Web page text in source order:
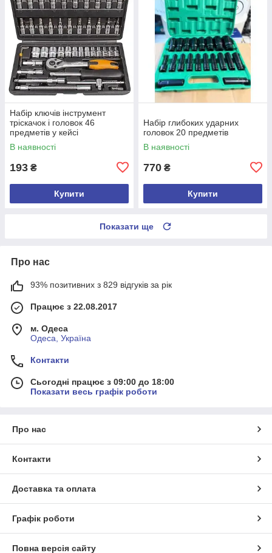
Набір ключів інструмент
тріскачок і головок 46
предметів у кейсі
В наявності
193 ₴
Купити
Набір глибоких ударних
головок 20 предметів
В наявності
770 ₴
Купити
Показати ще
Про нас
93% позитивних з 829 відгуків за рік
Працює з 22.08.2017
м. Одеса
Одеса, Україна
Контакти
Сьогодні працює з 09:00 до 18:00
Показати весь графік роботи
Про нас
Контакти
Доставка та оплата
Графік роботи
Повна версія сайту